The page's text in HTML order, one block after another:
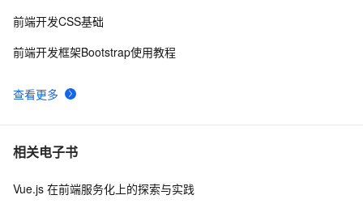
查看更多
前端开发CSS基础
前端开发框架Bootstrap使用教程
相关电子书
Vue.js 在前端服务化上的探索与实践